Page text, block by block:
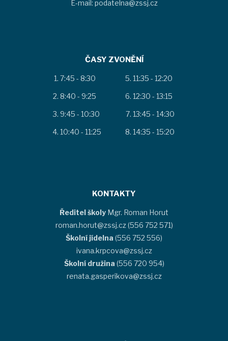
E-mail: podatelna@zssj.cz
ČASY ZVONĚNÍ
7:45 - 8:30
8:40 - 9:25
9:45 - 10:30
10:40 - 11:25
11:35 - 12:20
12:30 - 13:15
13:45 - 14:30
14:35 - 15:20
KONTAKTY
Ředitel školy Mgr. Roman Horut
roman.horut@zssj.cz (556 752 571)
Školní jídelna (556 752 556)
ivana.krpcova@zssj.cz
Školní družina (556 720 954)
renata.gasperikova@zssj.cz